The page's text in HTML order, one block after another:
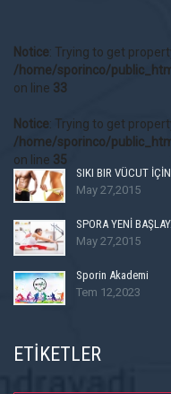
Notice: Trying to get
/home/sporinco/
on line 33
Notice: Trying to get
/home/sporinco/
on line 35
SIKI BIR VÜCUT
May 27,2015
SPORA YENİ
May 27,2015
Sporin Akademi
Tem 12,2023
ETİKETLER